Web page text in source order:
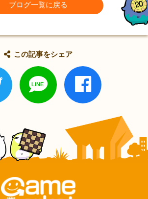
ブログ一覧に戻る
この記事をシェア